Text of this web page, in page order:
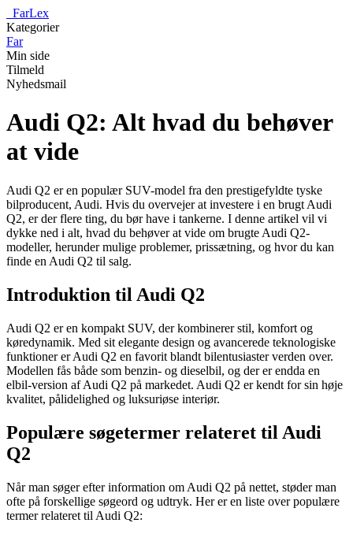
FarLex
Kategorier
Far
Min side
Tilmeld
Nyhedsmail
Audi Q2: Alt hvad du behøver
at vide
Audi Q2 er en populær SUV-model fra den prestigefyldte tyske
bilproducent, Audi. Hvis du overvejer at investere i en brugt Audi
Q2, er der flere ting, du bør have i tankerne. I denne artikel vil vi
dykke ned i alt, hvad du behøver at vide om brugte Audi Q2-
modeller, herunder mulige problemer, prissætning, og hvor du kan
finde en Audi Q2 til salg.
Introduktion til Audi Q2
Audi Q2 er en kompakt SUV, der kombinerer stil, komfort og
køredynamik. Med sit elegante design og avancerede teknologiske
funktioner er Audi Q2 en favorit blandt bilentusiaster verden over.
Modellen fås både som benzin- og dieselbil, og der er endda en
elbil-version af Audi Q2 på markedet. Audi Q2 er kendt for sin høje
kvalitet, pålidelighed og luksuriøse interiør.
Populære søgetermer relateret til Audi
Q2
Når man søger efter information om Audi Q2 på nettet, støder man
ofte på forskellige søgeord og udtryk. Her er en liste over populære
termer relateret til Audi Q2: